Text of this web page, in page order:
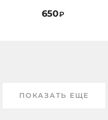
650₽
ПОКАЗАТЬ ЕЩЕ